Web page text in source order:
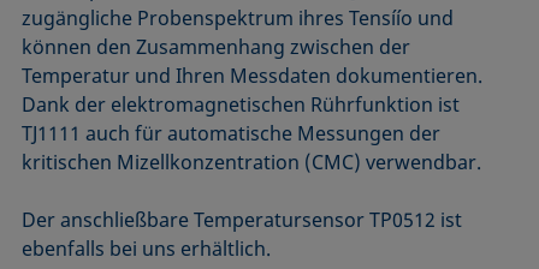
zugängliche Probenspektrum ihres Tensíío und
können den Zusammenhang zwischen der
Temperatur und Ihren Messdaten dokumentieren.
Dank der elektromagnetischen Rührfunktion ist
TJ1111 auch für automatische Messungen der
kritischen Mizellkonzentration (CMC) verwendbar.
Der anschließbare Temperatursensor TP0512 ist
ebenfalls bei uns erhältlich.